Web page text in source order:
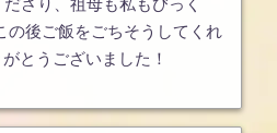
さり、祖母も私もびっく
の後ご飯をごちそうしてくれ
とうございました！